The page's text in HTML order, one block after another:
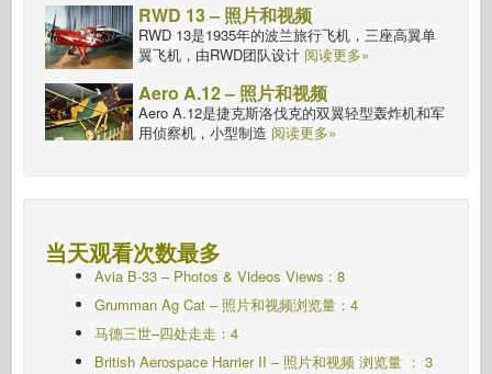
RWD 13 – 照片和视频
RWD 13是1935年的波兰旅行飞机，三座高翼单
翼飞机，由RWD团队设计 阅读更多»
Aero A.12 – 照片和视频
Aero A.12是捷克斯洛伐克的双翼轻型轰炸机和军
用侦察机，小型制造 阅读更多»
当天观看次数最多
Avia B-33 – Photos & Videos Views : 8
Grumman Ag Cat – 照片和视频浏览量：4
马德三世–四处走走：4
British Aerospace Harrier II – 照片和视频 浏览量 ： 3